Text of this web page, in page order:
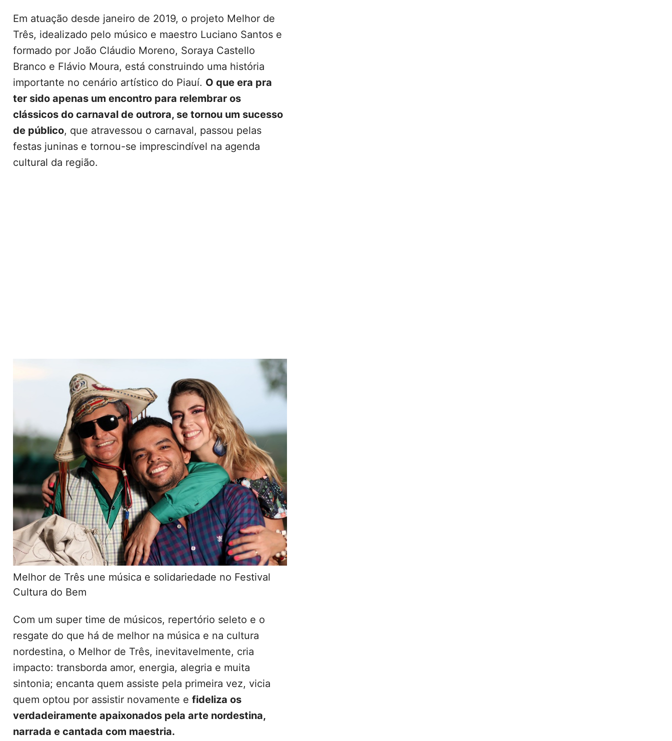
Em atuação desde janeiro de 2019, o projeto Melhor de
Três, idealizado pelo músico e maestro Luciano Santos e
formado por João Cláudio Moreno, Soraya Castello
Branco e Flávio Moura, está construindo uma história
importante no cenário artístico do Piauí. O que era pra
ter sido apenas um encontro para relembrar os
clássicos do carnaval de outrora, se tornou um sucesso
de público, que atravessou o carnaval, passou pelas
festas juninas e tornou-se imprescindível na agenda
cultural da região.
Melhor de Três une música e solidariedade no Festival
Cultura do Bem
Com um super time de músicos, repertório seleto e o
resgate do que há de melhor na música e na cultura
nordestina, o Melhor de Três, inevitavelmente, cria
impacto: transborda amor, energia, alegria e muita
sintonia; encanta quem assiste pela primeira vez, vicia
quem optou por assistir novamente e fideliza os
verdadeiramente apaixonados pela arte nordestina,
narrada e cantada com maestria.⠀